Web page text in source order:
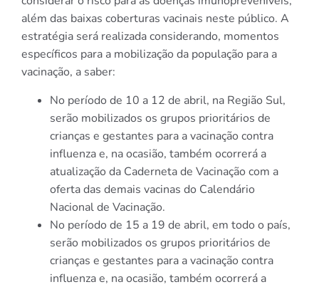
além das baixas coberturas vacinais neste público. A
estratégia será realizada considerando, momentos
específicos para a mobilização da população para a
vacinação, a saber:
No período de 10 a 12 de abril, na Região Sul,
serão mobilizados os grupos prioritários de
crianças e gestantes para a vacinação contra
influenza e, na ocasião, também ocorrerá a
atualização da Caderneta de Vacinação com a
oferta das demais vacinas do Calendário
Nacional de Vacinação.
No período de 15 a 19 de abril, em todo o país,
serão mobilizados os grupos prioritários de
crianças e gestantes para a vacinação contra
influenza e, na ocasião, também ocorrerá a